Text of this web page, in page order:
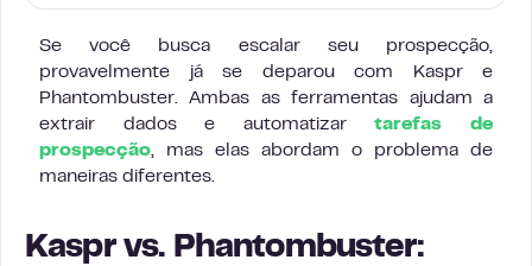
Se você busca escalar seu prospecção,
provavelmente já se deparou com Kaspr e
Phantombuster. Ambas as ferramentas ajudam a
extrair dados e automatizartarefas de
prospecção, mas elas abordam o problema de
maneiras diferentes.
Kaspr vs. Phantombuster: